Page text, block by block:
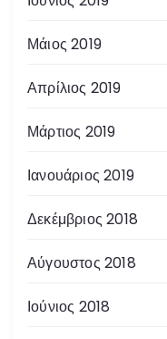
Μάιος 2019
Απρίλιος 2019
Μάρτιος 2019
Ιανουάριος 2019
Δεκέμβριος 2018
Αύγουστος 2018
Ιούνιος 2018